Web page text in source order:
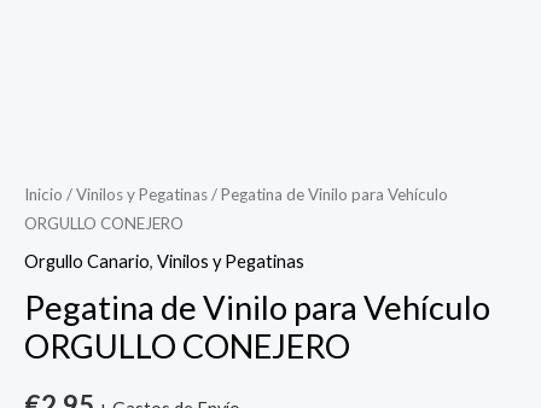
Inicio /Vinilos y Pegatinas/ Pegatina de Vinilo para Vehículo
ORGULLO CONEJERO
Orgullo Canario, Vinilos y Pegatinas
Pegatina de Vinilo para Vehículo
ORGULLO CONEJERO
Vinilo
para
Vehículo
CONEJERO
cantidad